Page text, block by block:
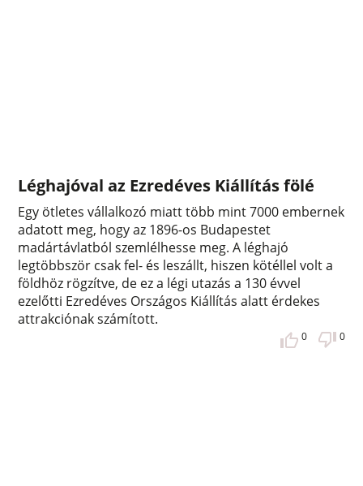
Léghajóval az Ezredéves Kiállítás fölé
Egy ötletes vállalkozó miatt több mint 7000 embernek
adatott meg, hogy az 1896-os Budapestet
madártávlatból szemlélhesse meg. A léghajó
legtöbbször csak fel- és leszállt, hiszen kötéllel volt a
földhöz rögzítve, de ez a légi utazás a 130 évvel
ezelőtti Ezredéves Országos Kiállítás alatt érdekes
attrakciónak számított.
0 0